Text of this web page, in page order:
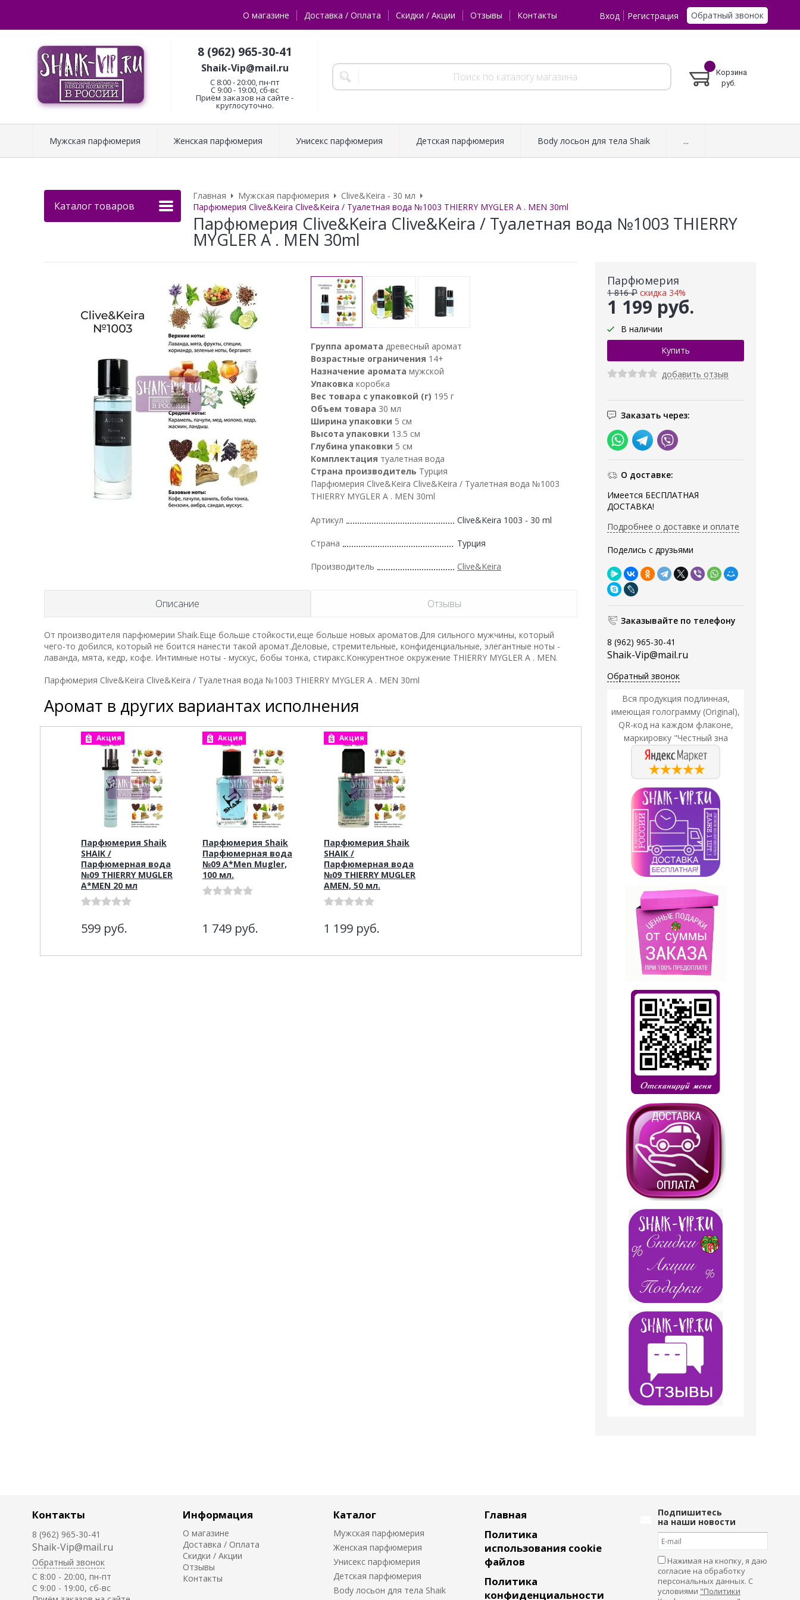
О магазине Доставка / Оплата Скидки / Акции Отзывы Контакты Вход Регистрация Обратный звонок
8 (962) 965-30-41
Shaik-Vip@mail.ru
C 8:00 - 20:00, пн-пт
С 9:00 - 19:00, сб-вс
Приём заказов на сайте -
круглосуточно.
Корзина
руб.
Мужская парфюмерия Женская парфюмерия Унисекс парфюмерия Детская парфюмерия Body лосьон для тела Shaik ...
Каталог товаров
Главная Мужская парфюмерия
Clive&Keira - 30 мл
Парфюмерия Clive&Keira Clive&Keira / Туалетная вода №1003 THIERRY MYGLER A . MEN 30ml
Парфюмерия Clive&Keira Clive&Keira / Туалетная вода №1003 THIERRY
MYGLER A . MEN 30ml
Парфюмерия
1 199 руб.
1 816 ₽ скидка 34%
В наличии
добавить отзыв
Заказать через:
О доставке:
Имеется БЕСПЛАТНАЯ
ДОСТАВКА!
Подробнее о доставке и оплате
Поделись с друзьями
Заказывайте по телефону
8 (962) 965-30-41
Shaik-Vip@mail.ru
Обратный звонок
Вся продукция подлинная,
имеющая голограмму (Original),
QR-код на каждом флаконе,
маркировку "Честный зна
Группа аромата древесный аромат
Возрастные ограничения 14+
Назначение аромата мужской
Упаковка коробка
Вес товара с упаковкой (г) 195 г
Объем товара 30 мл
Ширина упаковки 5 см
Высота упаковки 13.5 см
Глубина упаковки 5 см
Комплектация туалетная вода
Страна производитель Турция
Парфюмерия Clive&Keira Clive&Keira / Туалетная вода №1003
THIERRY MYGLER A . MEN 30ml
Артикул Clive&Keira 1003 - 30 ml
Страна Турция
Производитель Clive&Keira
Описание Отзывы
От производителя парфюмерии Shaik.Еще больше стойкости,еще больше новых ароматов.Для сильного мужчины, который
чего-то добился, который не боится нанести такой аромат.Деловые, стремительные, конфиденциальные, элегантные ноты -
лаванда, мята, кедр, кофе. Интимные ноты - мускус, бобы тонка, стиракс.Конкурентное окружение THIERRY MYGLER A . MEN.
Парфюмерия Clive&Keira Clive&Keira / Туалетная вода №1003 THIERRY MYGLER A . MEN 30ml
Аромат в других вариантах исполнения
Акция
Парфюмерия Shaik
SHAIK /
Парфюмерная вода
№09 THIERRY MUGLER
A*MEN 20 мл
599 руб.
Акция
Парфюмерия Shaik
Парфюмерная вода
№09 A*Men Mugler,
100 мл.
1 749 руб.
Акция
Парфюмерия Shaik
SHAIK /
Парфюмерная вода
№09 THIERRY MUGLER
AMEN, 50 мл.
1 199 руб.
Контакты
8 (962) 965-30-41
Shaik-Vip@mail.ru
Обратный звонок
C 8:00 - 20:00, пн-пт
С 9:00 - 19:00, сб-вс
Информация
О магазине
Доставка / Оплата
Скидки / Акции
Отзывы
Контакты
Каталог
Мужская парфюмерия
Женская парфюмерия
Унисекс парфюмерия
Детская парфюмерия
Body лосьон для тела Shaik
Главная
Политика
использования cookie
файлов
Политика
конфиденциальности
Подпишитесь
на наши новости
Нажимая на кнопку, я даю
согласие на обработку
персональных данных. С
условиями "Политики